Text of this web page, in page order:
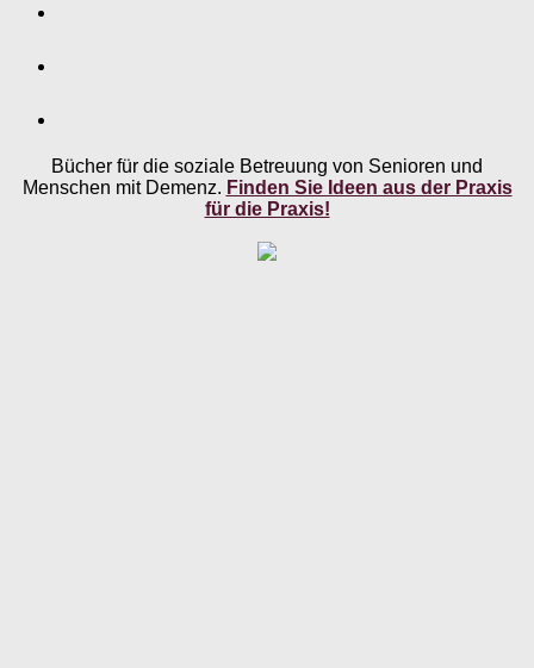
Bücher für die soziale Betreuung von Senioren und
Menschen mit Demenz. Finden Sie Ideen aus der Praxis
für die Praxis!